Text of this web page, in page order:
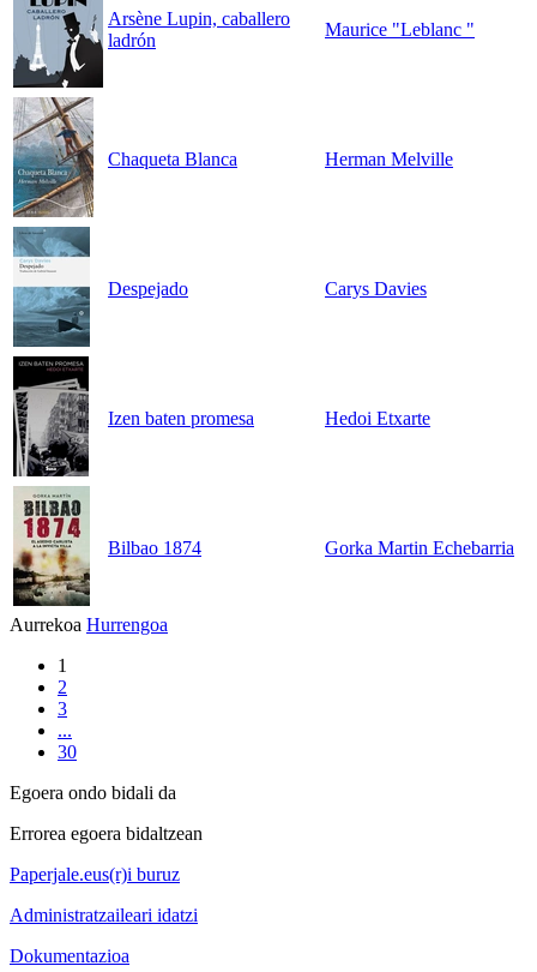
Arsène Lupin, caballero
ladrón
Maurice "Leblanc "
Chaqueta Blanca Herman Melville
Despejado Carys Davies
Izen baten promesa Hedoi Etxarte
Bilbao 1874 Gorka Martin Echebarria
Aurrekoa Hurrengoa
1
2
3
...
30
Egoera ondo bidali da
Errorea egoera bidaltzean
Paperjale.eus(r)i buruz
Administratzaileari idatzi
Dokumentazioa